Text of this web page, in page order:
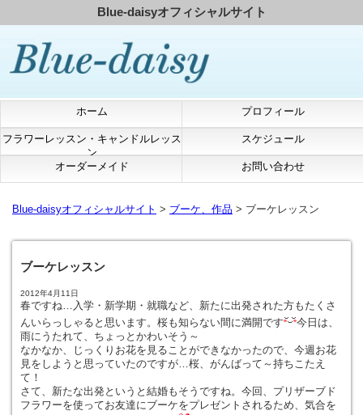
Blue-daisyオフィシャルサイト
ホーム プロフィール
フラワーレッスン・キャンドルレッス
ン
スケジュール
オーダーメイド お問い合わせ
Blue-daisyオフィシャルサイト > ブーケ、作品 > ブーケレッスン
ブーケレッスン
2012年4月11日
春ですね…入学・新学期・就職など、新たに出発された方もたくさ
んいらっしゃると思います。桜も知らない間に満開です
今日は、
雨にうたれて、ちょっとかわいそう～
なかなか、じっくりお花を見ることができなかったので、今週お花
見をしようと思っていたのですが…桜、がんばって～持ちこたえ
て！
さて、新たな出発というと結婚もそうですね。今回、プリザーブド
フラワーを使ってお友達にブーケをプレゼントされるため、気合を